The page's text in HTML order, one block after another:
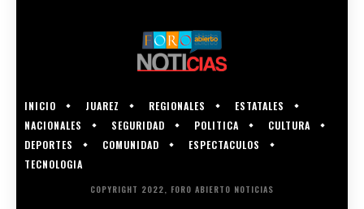
INICIO JUAREZ REGIONALES
ESTATALES
NACIONALES
SEGURIDAD POLITICA
CULTURA
DEPORTES
COMUNIDAD
ESPECTACULOS
TECNOLOGIA
COPYRIGHT 2022, FORO ABIERTO NOTICIAS